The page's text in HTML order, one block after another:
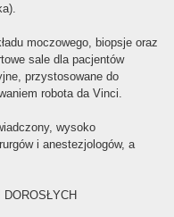
moczowego, biopsje oraz
sale dla pacjentów
przystosowane do
robota da Vinci.
wysoko
i anestezjologów, a